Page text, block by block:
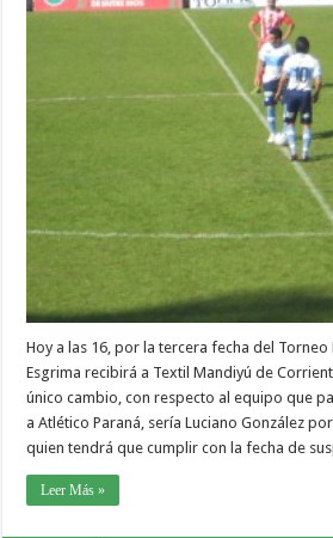
Hoy a las 16, por la tercera fecha del Torneo
Esgrima recibirá a Textil Mandiyú de
único cambio, con respecto al equipo que
a Atlético Paraná, sería Luciano González
quien tendrá que cumplir con la fecha de
Leer Más »